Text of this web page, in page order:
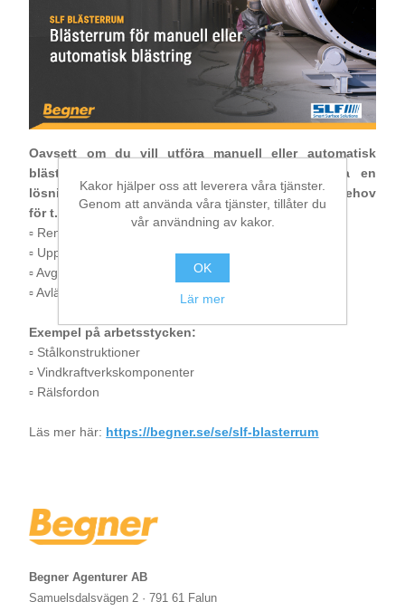
BRAUN Ytslipningsmaskiner
Bearbetning av plåt och band
Oavsett om du vill utföra manuell eller automatisk
blästring kan vi tillsammans med
erbjuda en
lösning som är anpassad efter era individuella behov
för t.ex:
▫ Rengöring
▫ Uppruggning av ytor inför vidare behandling
▫ Avgradning
▫ Avlägsnande av glödskal
Exempel på arbetsstycken:
▫ Stålkonstruktioner
▫ Vindkraftverkskomponenter
▫ Rälsfordon
Läs mer här: https://begner.se/se/slf-blasterrum
Begner Agenturer AB
Samuelsdalsvägen 2 · 791 61 Falun
Kakor hjälper oss att leverera våra tjänster.
Genom att använda våra tjänster, tillåter du
vår användning av kakor.
OK
Lär mer